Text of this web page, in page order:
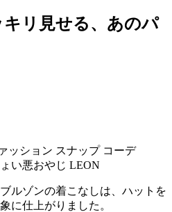
リ見せる、あのパ
ルゾンの着こなしは、ハットを
に仕上がりました。